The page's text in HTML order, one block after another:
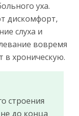
уха.
дискомфорт,
слуха и
вовремя
в хроническую.
строения
до конца